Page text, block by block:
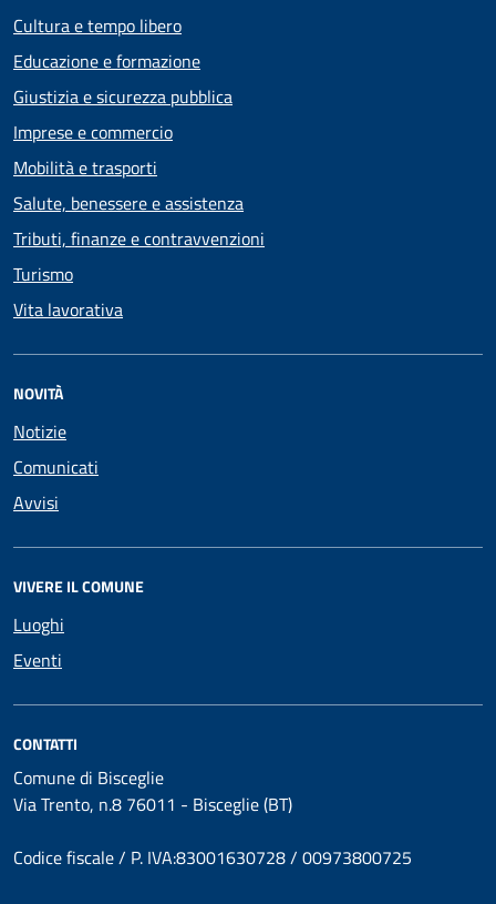
Cultura e tempo libero
Educazione e formazione
Giustizia e sicurezza pubblica
Imprese e commercio
Mobilità e trasporti
Salute, benessere e assistenza
Tributi, finanze e contravvenzioni
Turismo
Vita lavorativa
NOVITÀ
Notizie
Comunicati
Avvisi
VIVERE IL COMUNE
Luoghi
Eventi
CONTATTI
Comune di Bisceglie
Via Trento, n.8 76011 - Bisceglie (BT)
Codice fiscale / P. IVA:83001630728 / 00973800725